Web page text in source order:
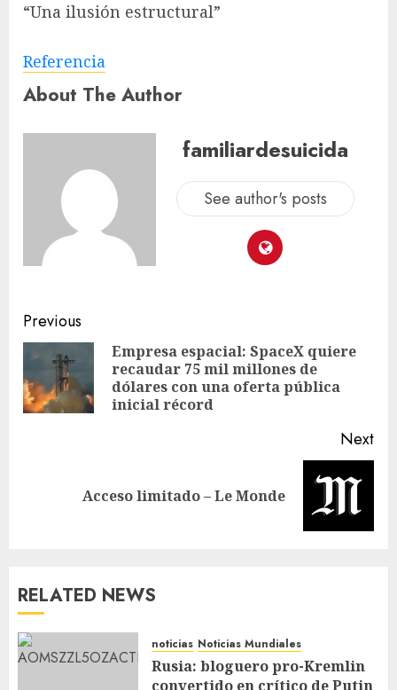
“Una ilusión estructural”
Referencia
About The Author
familiardesuicida
See author's posts
Previous
Empresa espacial: SpaceX quiere
recaudar 75 mil millones de
dólares con una oferta pública
inicial récord
Next
Acceso limitado – Le Monde
RELATED NEWS
noticias Noticias Mundiales
Rusia: bloguero pro-Kremlin
convertido en crítico de Putin